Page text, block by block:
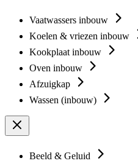
Vaatwassers inbouw
Koelen & vriezen inbouw
Kookplaat inbouw
Oven inbouw
Afzuigkap
Wassen (inbouw)
Beeld & Geluid